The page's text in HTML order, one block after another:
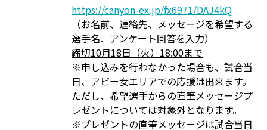
https://canyon-ex.jp/fx6971/DAJ4kQ
（お名前、連絡先、メッセージを希望する
選手名、アンケート回答を入力）
締切10月18日（火）18:00まで
※申し込みを行わなかった場合も、試合当
日、アビー女エリアでの応援は出来ます。
ただし、希望選手からの直筆メッセージプ
レゼントについては対象外となります。
※プレゼントの直筆メッセージは試合当日